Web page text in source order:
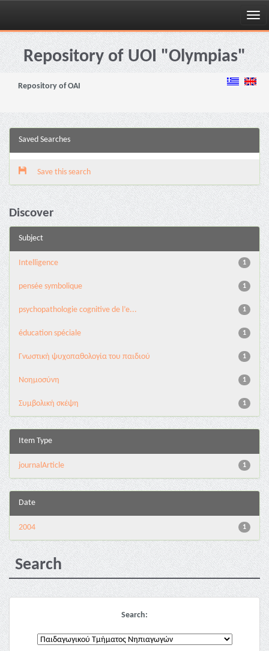
Skip
navigationRepository of UOI "Olympias"
Repository of OAI
Saved Searches
Save this search
Discover
Subject
1
Intelligence
1
pensée symbolique
1
psychopathologie cognitive de l’e...
1
éducation spéciale
1
Γνωστική ψυχοπαθολογία του παιδιού
1
Νοημοσύνη
1
Συμβολική σκέψη
Item Type
1
journalArticle
Date
1
2004
Search
Search: